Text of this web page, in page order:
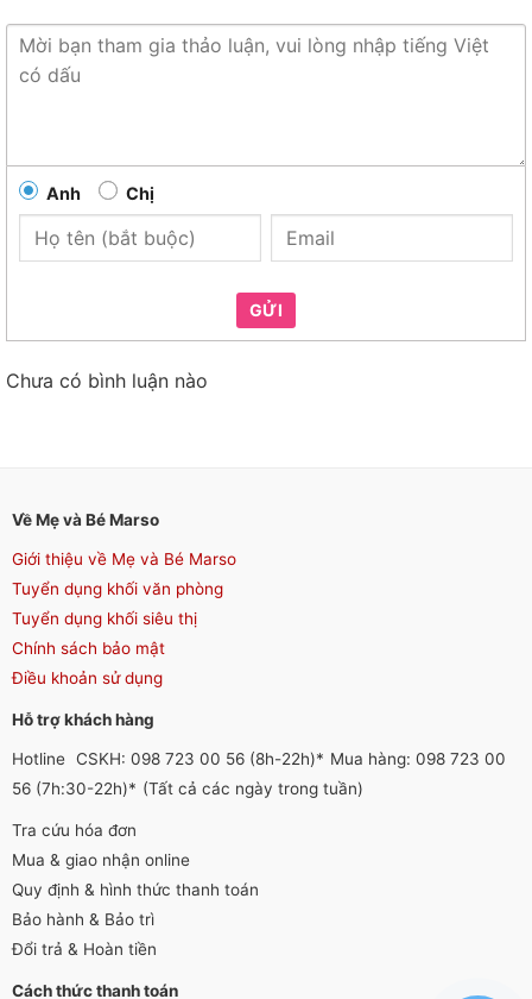
Anh Chị
GỬI
Chưa có bình luận nào
Về Mẹ và Bé Marso
Giới thiệu về Mẹ và Bé Marso
Tuyển dụng khối văn phòng
Tuyển dụng khối siêu thị
Chính sách bảo mật
Điều khoản sử dụng
Hỗ trợ khách hàng
Hotline CSKH: 098 723 00 56 (8h-22h)* Mua hàng: 098 723 00
56 (7h:30-22h)* (Tất cả các ngày trong tuần)
Tra cứu hóa đơn
Mua & giao nhận online
Quy định & hình thức thanh toán
Bảo hành & Bảo trì
Đổi trả & Hoàn tiền
Cách thức thanh toán